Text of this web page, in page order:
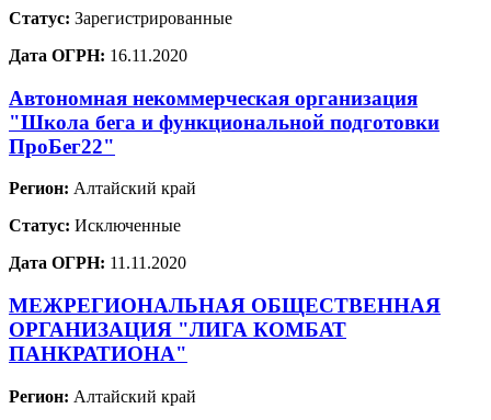
Статус: Зарегистрированные
Дата ОГРН: 16.11.2020
Автономная некоммерческая организация
"Школа бега и функциональной подготовки
ПроБег22"
Регион: Алтайский край
Статус: Исключенные
Дата ОГРН: 11.11.2020
МЕЖРЕГИОНАЛЬНАЯ ОБЩЕСТВЕННАЯ
ОРГАНИЗАЦИЯ "ЛИГА КОМБАТ
ПАНКРАТИОНА"
Регион: Алтайский край